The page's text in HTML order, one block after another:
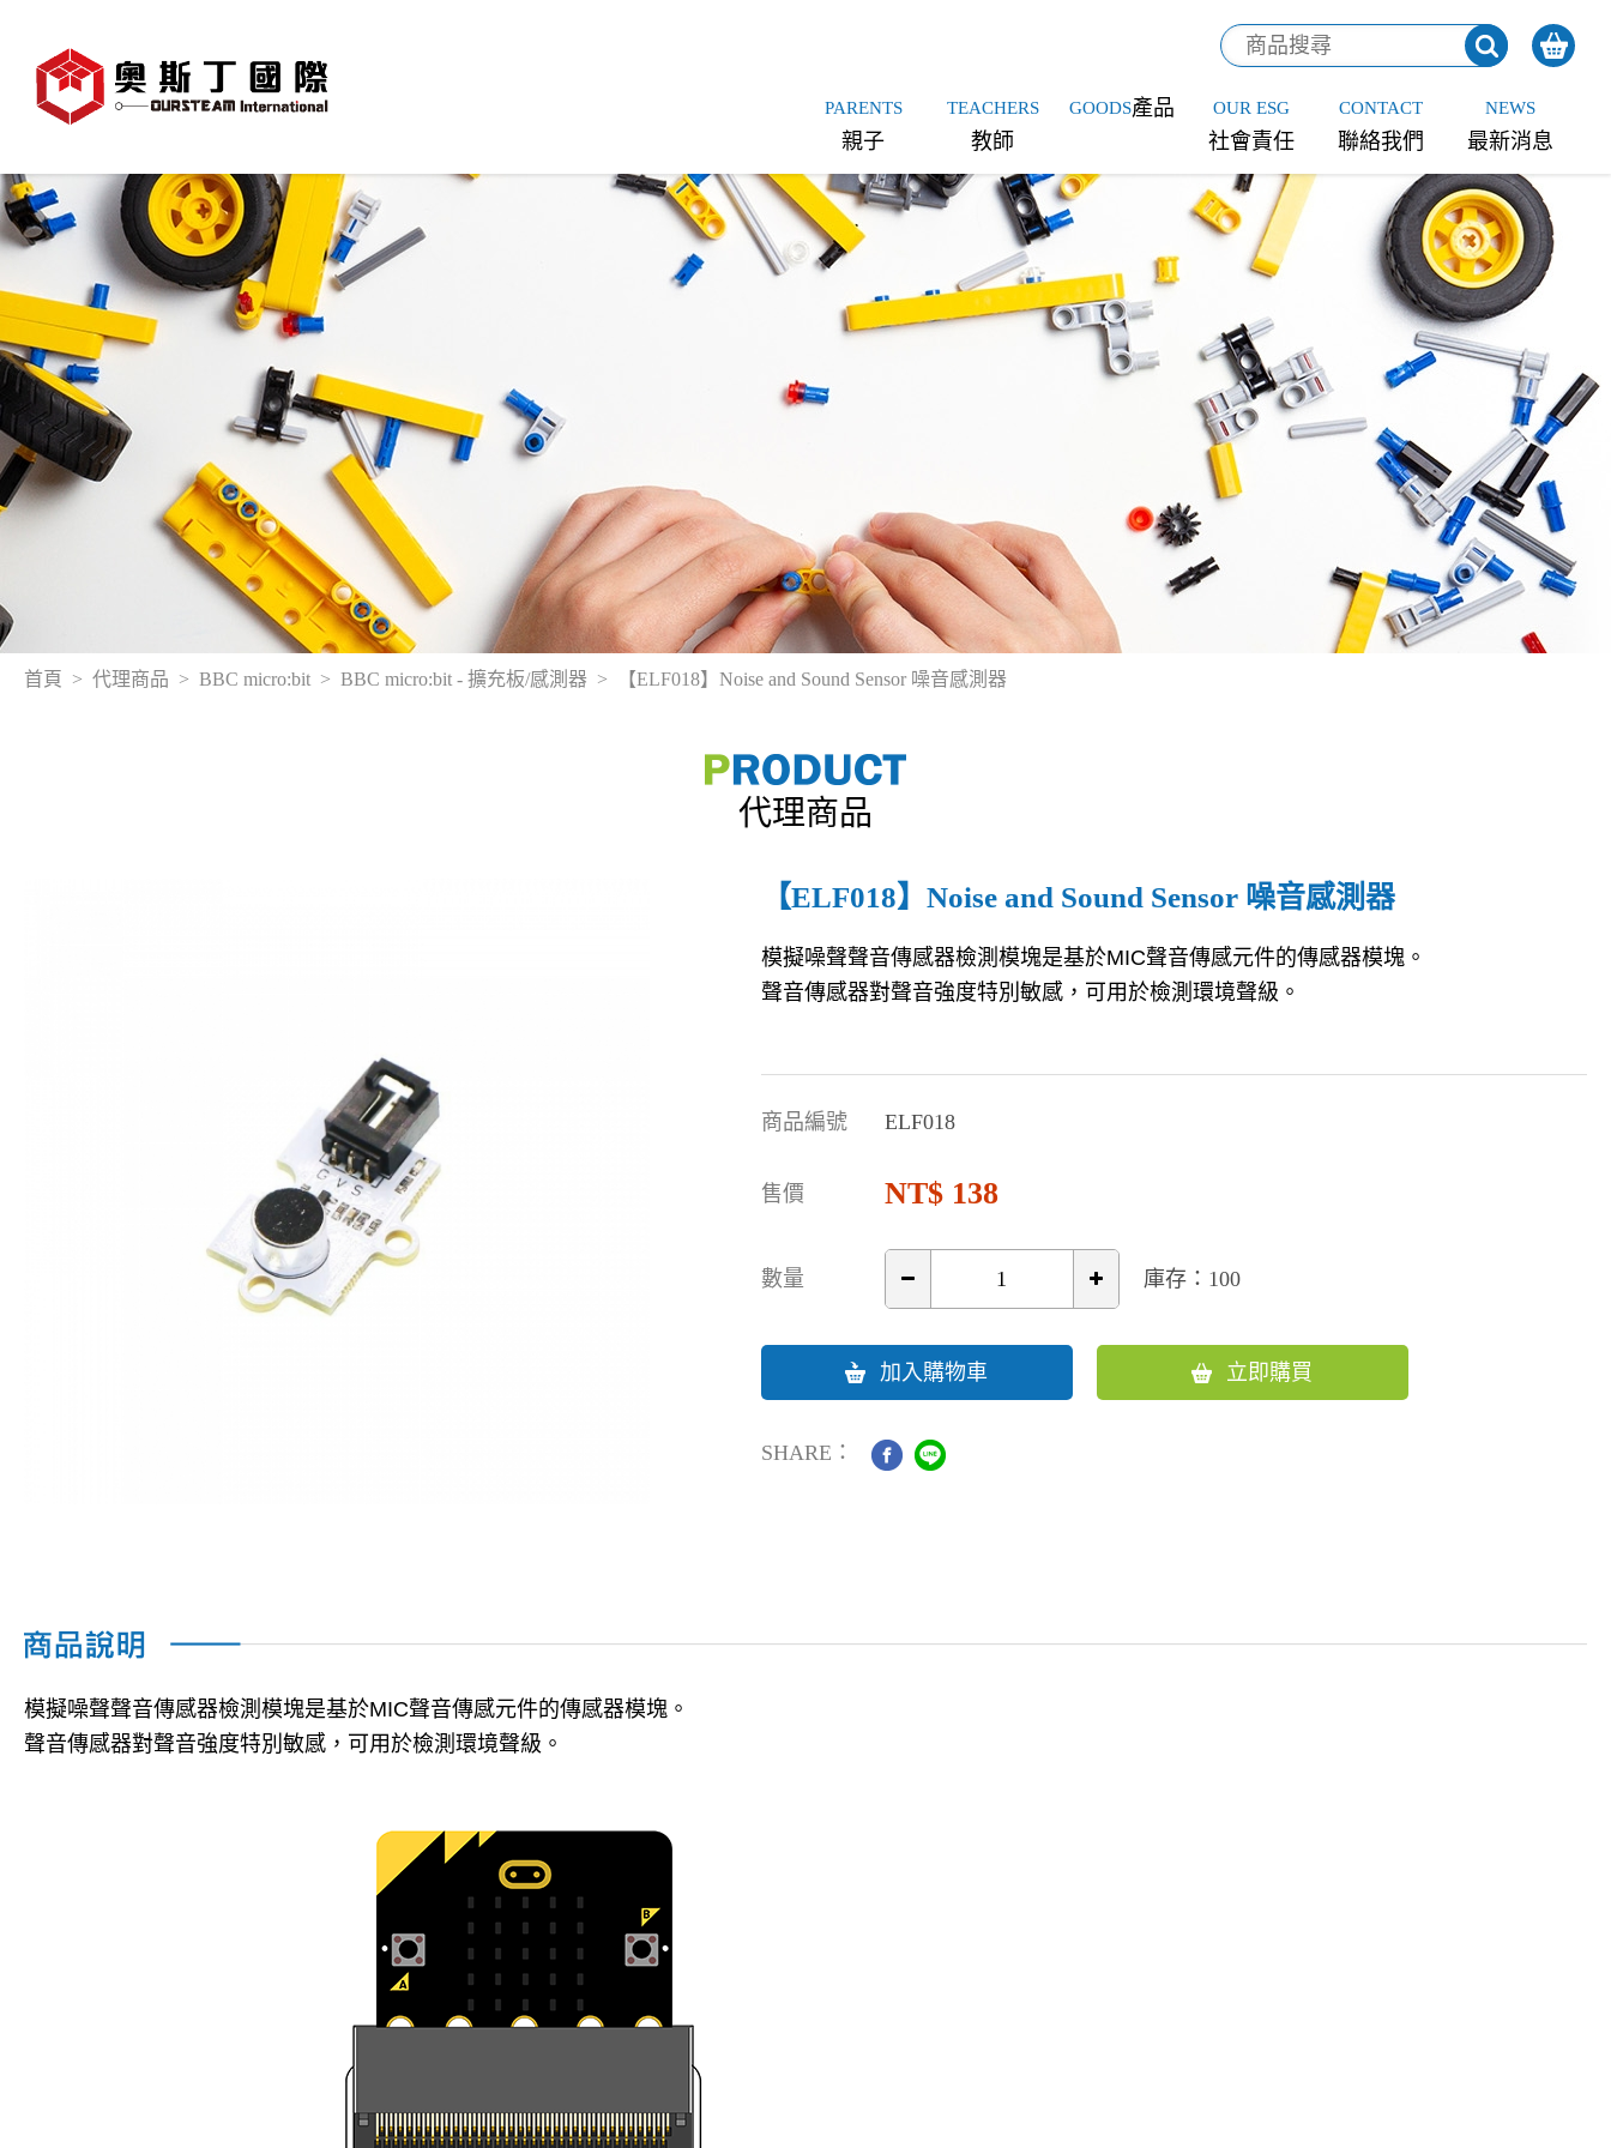
PARENTS
親子
TEACHERS
教師
GOODS產品 OUR ESG
社會責任
CONTACT
聯絡我們
NEWS
最新消息
首頁 代理商品 BBC micro:bit BBC micro:bit - 擴充板/感測器 【ELF018】Noise and Sound Sensor 噪音感測器
代理商品
【ELF018】Noise and Sound Sensor 噪音感測器
模擬噪聲聲音傳感器檢測模塊是基於MIC聲音傳感元件的傳感器模塊。
聲音傳感器對聲音強度特別敏感，可用於檢測環境聲級。
商品編號 ELF018
售價 138
數量 庫存：100
加入購物車 立即購買
SHARE：
模擬噪聲聲音傳感器檢測模塊是基於MIC聲音傳感元件的傳感器模塊。
聲音傳感器對聲音強度特別敏感，可用於檢測環境聲級。